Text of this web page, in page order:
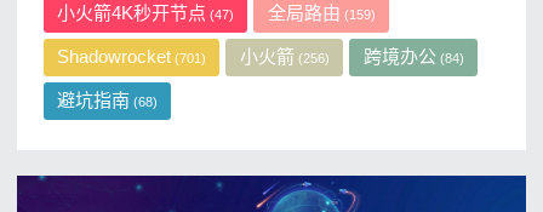
小火箭4K秒开节点 (47) 全局路由 (159)
Shadowrocket(701) 小火箭(256) 跨境办公(84)
避坑指南 (68)